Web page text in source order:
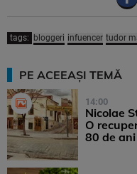
tags: bloggeri infuencer tudor
PE ACEEAȘI TEMĂ
14:00
Nicolae
O
80 de ani